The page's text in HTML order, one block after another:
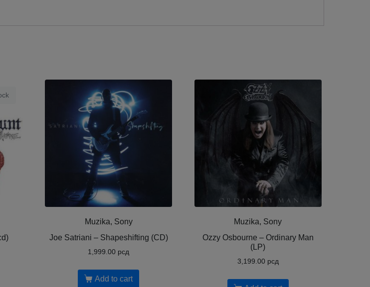
Muzika, Sony
Joe Satriani ‎– Shapeshifting (CD)
1,999.00 рсд
Add to cart
Muzika, Sony
Ozzy Osbourne ‎– Ordinary Man
(LP)
3,199.00 рсд